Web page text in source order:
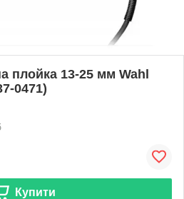
плойка 13-25 мм Wahl
0471)
Купити